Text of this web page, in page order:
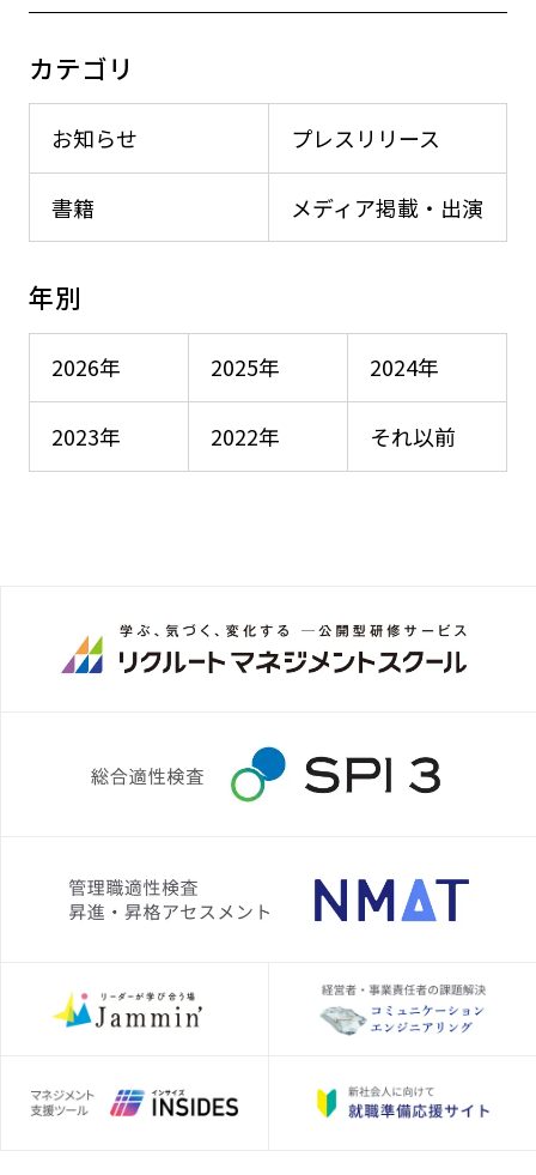
カテゴリ
お知らせ プレスリリース
メディア掲載・出演
書籍
年別
2026年 2025年 2024年
2023年 2022年 それ以前